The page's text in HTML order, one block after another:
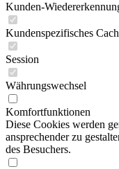
Kunden-
Kundenspezifisches
Session
Währungswechsel
Komfortfunktionen
Diese Cookies werden
ansprechender zu
des Besuchers.